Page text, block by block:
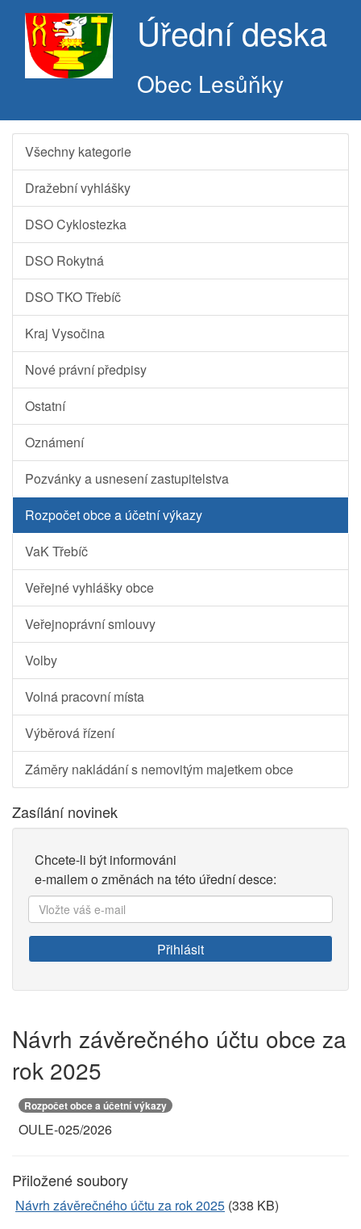
Úřední deska
Obec Lesůňky
Všechny kategorie
Dražební vyhlášky
DSO Cyklostezka
DSO Rokytná
DSO TKO Třebíč
Kraj Vysočina
Nové právní předpisy
Ostatní
Oznámení
Pozvánky a usnesení zastupitelstva
Rozpočet obce a účetní výkazy
VaK Třebíč
Veřejné vyhlášky obce
Veřejnoprávní smlouvy
Volby
Volná pracovní místa
Výběrová řízení
Záměry nakládání s nemovitým majetkem obce
Zasílání novinek
Chcete-li být informováni
e-mailem o změnách na této úřední desce:
Vložte
váš
e-
mail:
Přihlásit
Návrh závěrečného účtu obce za
rok 2025
Rozpočet obce a účetní výkazy
OULE-025/2026
Přiložené soubory
Návrh závěrečného účtu za rok 2025 (338 KB)